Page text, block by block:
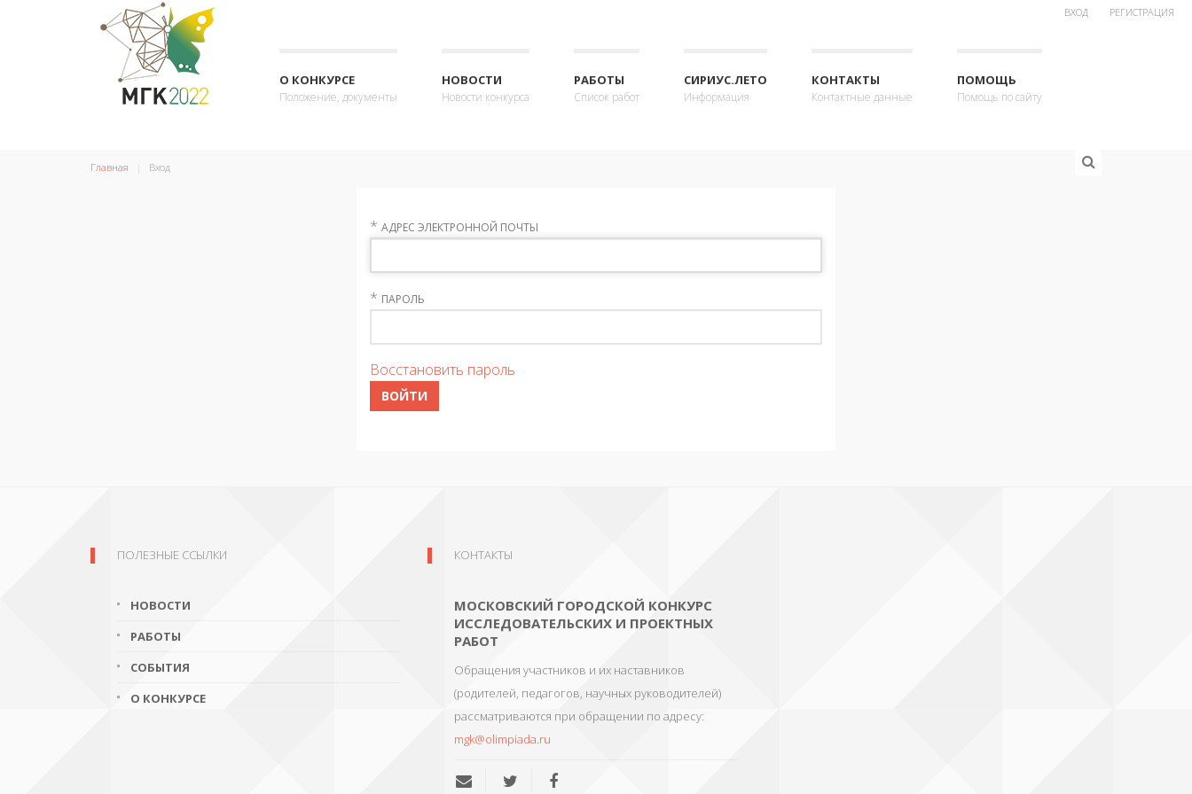
ВХОД РЕГИСТРАЦИЯ
О КОНКУРСЕ
Положение, документы
НОВОСТИ
Новости конкурса
РАБОТЫ
Список работ
СИРИУС.ЛЕТО
Информация
КОНТАКТЫ
Контактные данные
ПОМОЩЬ
Помощь по сайту
Главная Вход
* АДРЕС ЭЛЕКТРОННОЙ ПОЧТЫ
* ПАРОЛЬ
Восстановить пароль
ВОЙТИ
ПОЛЕЗНЫЕ ССЫЛКИ
НОВОСТИ
РАБОТЫ
СОБЫТИЯ
О КОНКУРСЕ
КОНТАКТЫ
МОСКОВСКИЙ ГОРОДСКОЙ КОНКУРС
ИССЛЕДОВАТЕЛЬСКИХ И ПРОЕКТНЫХ
РАБОТ
Обращения участников и их наставников
(родителей, педагогов, научных руководителей)
рассматриваются при обращении по адресу:
mgk@olimpiada.ru